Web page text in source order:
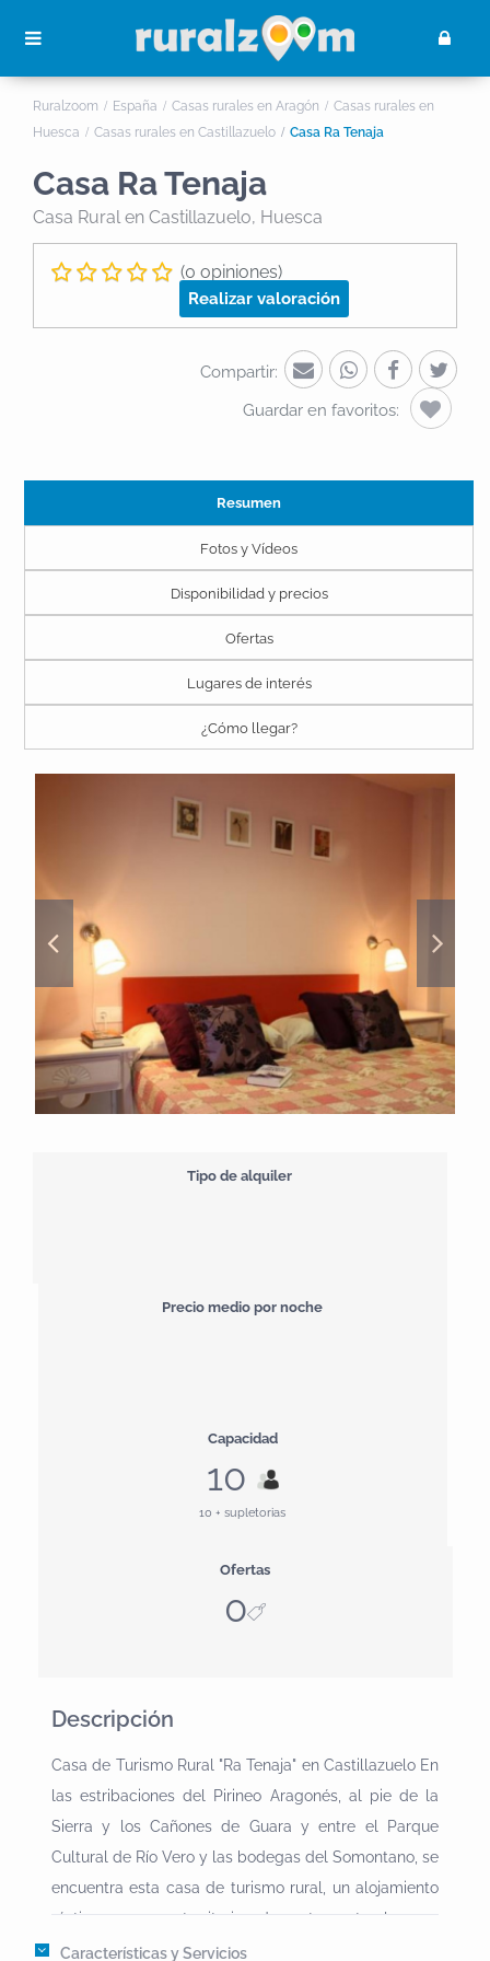
Ruralzoom España Casas rurales en Aragón
Casas rurales en
Huesca
Casas rurales en Castillazuelo Casa Ra Tenaja
Casa Ra Tenaja
Casa Ruralen Castillazuelo, Huesca
(0 opiniones)
Realizar valoración
Compartir:
Guardar en favoritos:
Resumen
Fotos y Vídeos
Disponibilidad y precios
Ofertas
Lugares de interés
¿Cómo llegar?
Tipo de alquiler
Precio medio por noche
Capacidad
10
10 + supletorias
Ofertas
0
Descripción
Casa de Turismo Rural "Ra Tenaja" en Castillazuelo En
las estribaciones del Pirineo Aragonés, al pie de la
Sierra y los Cañones de Guara y entre el Parque
Cultural de Río Vero y las bodegas del Somontano, se
encuentra esta casa de turismo rural, un alojamiento
rústico en un territorio de arte naturaleza y
aventura.Esta acogedora vivienda de turismo rural,
Características y Servicios